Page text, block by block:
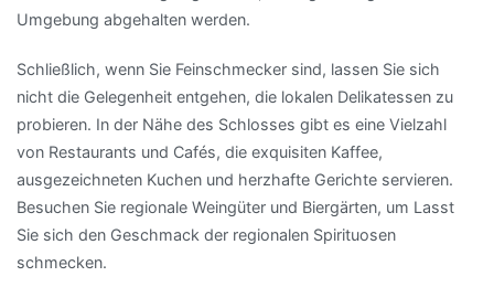
Umgebung abgehalten werden.
Schließlich, wenn Sie Feinschmecker sind, lassen Sie sich
nicht die Gelegenheit entgehen, die lokalen Delikatessen zu
probieren. In der Nähe des Schlosses gibt es eine Vielzahl
von Restaurants und Cafés, die exquisiten Kaffee,
ausgezeichneten Kuchen und herzhafte Gerichte servieren.
Besuchen Sie regionale Weingüter und Biergärten, um Lasst
Sie sich den Geschmack der regionalen Spirituosen
schmecken.